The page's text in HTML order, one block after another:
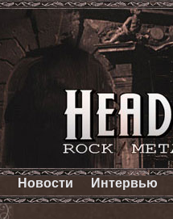
Новости Интервью